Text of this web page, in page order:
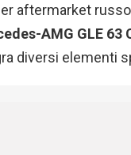
aftermarket russo
AMG GLE 63
diversi elementi